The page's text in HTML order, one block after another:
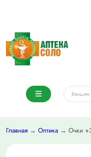
Главная → Оптика → Очки